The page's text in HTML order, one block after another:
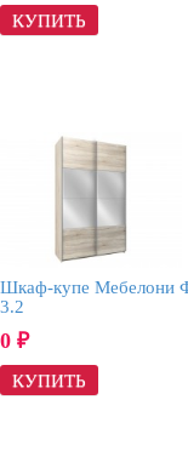
Шкаф-купе Мебелони
3.2
0 ₽